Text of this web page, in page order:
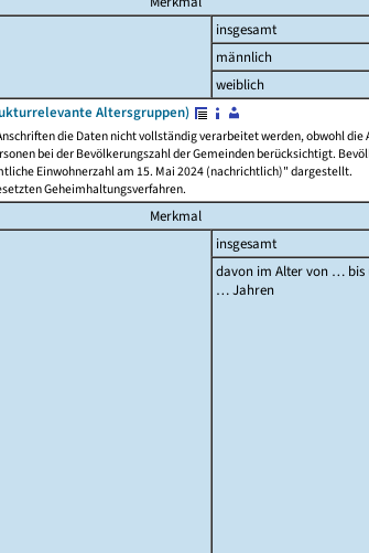
insgesamt
männlich
weiblich
Altersgruppen)
die Daten nicht vollständig verarbeitet werden, obwohl
bei der Bevölkerungszahl der Gemeinden berücksichtigt.
Einwohnerzahl am 15. Mai 2024 (nachrichtlich)" dargestellt.
Geheimhaltungsverfahren.
Merkmal
insgesamt
davon im Alter von … bis
… Jahren